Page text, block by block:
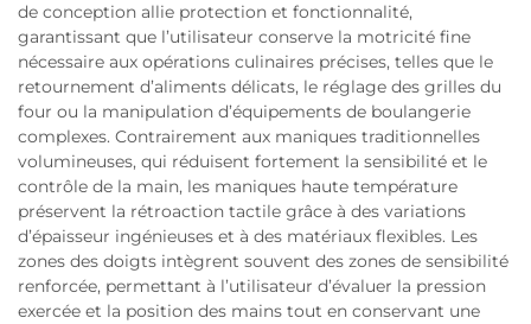
de conception allie protection et fonctionnalité,
garantissant que l’utilisateur conserve la motricité fine
nécessaire aux opérations culinaires précises, telles que le
retournement d’aliments délicats, le réglage des grilles du
four ou la manipulation d’équipements de boulangerie
complexes. Contrairement aux maniques traditionnelles
volumineuses, qui réduisent fortement la sensibilité et le
contrôle de la main, les maniques haute température
préservent la rétroaction tactile grâce à des variations
d’épaisseur ingénieuses et à des matériaux flexibles. Les
zones des doigts intègrent souvent des zones de sensibilité
renforcée, permettant à l’utilisateur d’évaluer la pression
exercée et la position des mains tout en conservant une